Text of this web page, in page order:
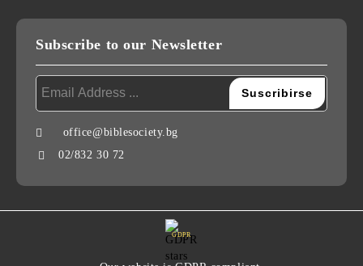
Subscribe to our Newsletter
office@biblesociety.bg
02/832 30 72
GDPR